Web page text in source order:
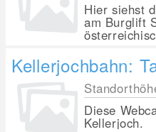
Hier siehst
am Burglift
Kellerjochbahn:
Diese
Kellerjoch.